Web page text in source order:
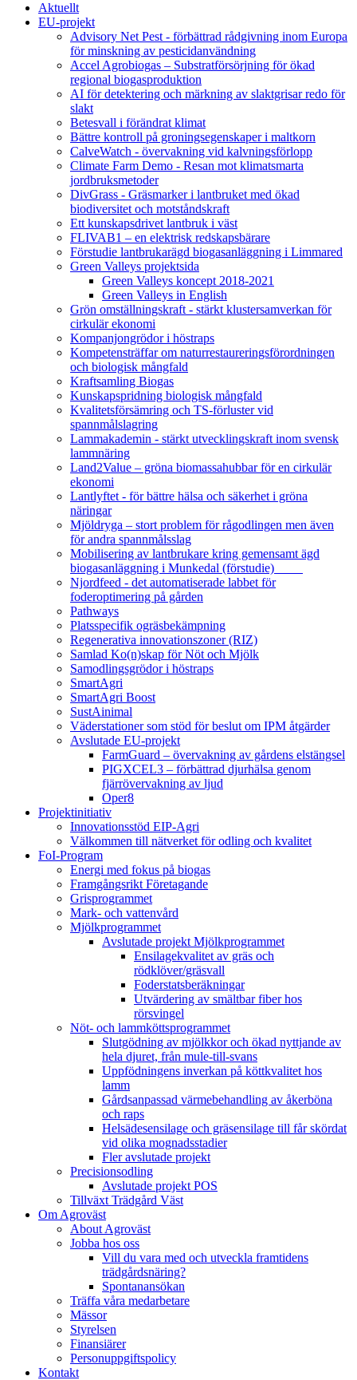
Aktuellt
EU-projekt
Advisory Net Pest - förbättrad rådgivning inom Europa
för minskning av pesticidanvändning
Accel Agrobiogas – Substratförsörjning för ökad
regional biogasproduktion
AI för detektering och märkning av slaktgrisar redo för
slakt
Betesvall i förändrat klimat
Bättre kontroll på groningsegenskaper i maltkorn
CalveWatch - övervakning vid kalvningsförlopp
Climate Farm Demo - Resan mot klimatsmarta
jordbruksmetoder
DivGrass - Gräsmarker i lantbruket med ökad
biodiversitet och motståndskraft
Ett kunskapsdrivet lantbruk i väst
FLIVAB1 – en elektrisk redskapsbärare
Förstudie lantbrukarägd biogasanläggning i Limmared
Green Valleys projektsida
Green Valleys koncept 2018-2021
Green Valleys in English
Grön omställningskraft - stärkt klustersamverkan för
cirkulär ekonomi
Kompanjongrödor i höstraps
Kompetensträffar om naturrestaureringsförordningen
och biologisk mångfald
Kraftsamling Biogas
Kunskapspridning biologisk mångfald
Kvalitetsförsämring och TS-förluster vid
spannmålslagring
Lammakademin - stärkt utvecklingskraft inom svensk
lammnäring
Land2Value – gröna biomassahubbar för en cirkulär
ekonomi
Lantlyftet - för bättre hälsa och säkerhet i gröna
näringar
Mjöldryga – stort problem för rågodlingen men även
för andra spannmålsslag
Mobilisering av lantbrukare kring gemensamt ägd
biogasanläggning i Munkedal (förstudie)
Njordfeed - det automatiserade labbet för
foderoptimering på gården
Pathways
Platsspecifik ogräsbekämpning
Regenerativa innovationszoner (RIZ)
Samlad Ko(n)skap för Nöt och Mjölk
Samodlingsgrödor i höstraps
SmartAgri
SmartAgri Boost
SustAinimal
Väderstationer som stöd för beslut om IPM åtgärder
Avslutade EU-projekt
FarmGuard – övervakning av gårdens elstängsel
PIGXCEL3 – förbättrad djurhälsa genom
fjärrövervakning av ljud
Oper8
Projektinitiativ
Innovationsstöd EIP-Agri
Välkommen till nätverket för odling och kvalitet
FoI-Program
Energi med fokus på biogas
Framgångsrikt Företagande
Grisprogrammet
Mark- och vattenvård
Mjölkprogrammet
Avslutade projekt Mjölkprogrammet
Ensilagekvalitet av gräs och
rödklöver/gräsvall
Foderstatsberäkningar
Utvärdering av smältbar fiber hos
rörsvingel
Nöt- och lammköttsprogrammet
Slutgödning av mjölkkor och ökad nyttjande av
hela djuret, från mule-till-svans
Uppfödningens inverkan på köttkvalitet hos
lamm
Gårdsanpassad värmebehandling av åkerböna
och raps
Helsädesensilage och gräsensilage till får skördat
vid olika mognadsstadier
Fler avslutade projekt
Precisionsodling
Avslutade projekt POS
Tillväxt Trädgård Väst
Om Agroväst
About Agroväst
Jobba hos oss
Vill du vara med och utveckla framtidens
trädgårdsnäring?
Spontanansökan
Träffa våra medarbetare
Mässor
Styrelsen
Finansiärer
Personuppgiftspolicy
Kontakt